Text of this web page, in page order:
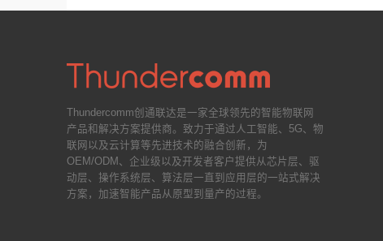
Thundercomm创通联达是一家全球领先的智能物联网
产品和解决方案提供商。致力于通过人工智能、5G、物
联网以及云计算等先进技术的融合创新，为
OEM/ODM、企业级以及开发者客户提供从芯片层、驱
动层、操作系统层、算法层一直到应用层的一站式解决
方案，加速智能产品从原型到量产的过程。